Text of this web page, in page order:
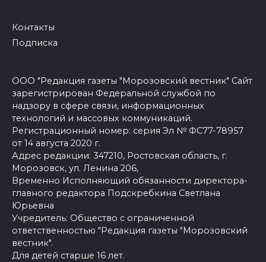
Контакты
Подписка
ООО "Редакция газеты "Морозовский вестник" Сайт
зарегистрирован Федеральной службой по
надзору в сфере связи, информационных
технологий и массовых коммуникаций.
Регистрационный номер: серия Эл № ФС77-78957
от 14 августа 2020 г.
Адрес редакции: 347210, Ростовская область, г.
Морозовск, ул. Ленина 206,
Временно Исполняющий обязанности директора-
главного редактора Подскребкина Светлана
Юрьевна
Учредитель: Общество с ограниченной
ответственностью "Редакция газеты "Морозовский
вестник".
Для детей старше 16 лет.